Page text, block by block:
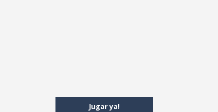
Jugar ya!